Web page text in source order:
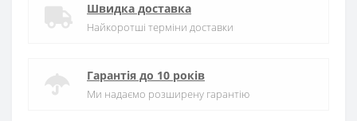
Швидка доставка
Найкоротші терміни доставки
Гарантія до 10 років
Ми надаємо розширену гарантію